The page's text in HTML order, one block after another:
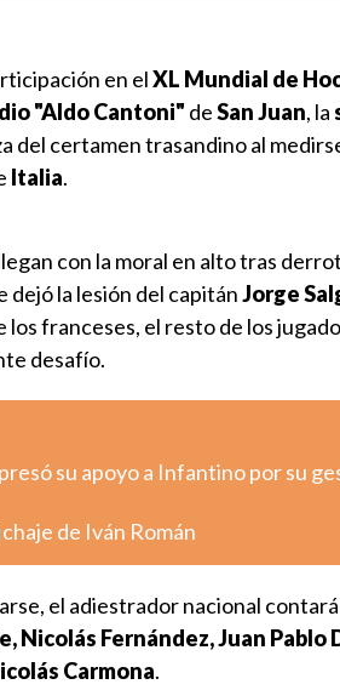
en elXL Mundial de
"Aldo Cantoni" deSan Juan, la
del certamen trasandino al
Italia.
con la moral en alto tras
dejó la lesión del capitánJorge
franceses, el resto de los
desafío.
su apoyo a Infantino por su
de Iván Román
el adiestrador nacional contará
Nicolás Fernández, Juan Pablo
Carmona.